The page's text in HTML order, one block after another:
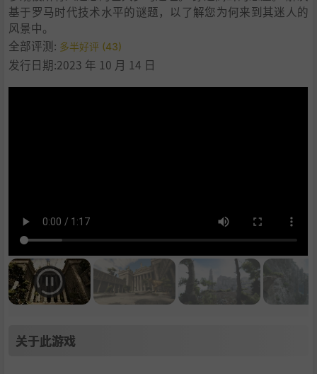
11. 设置中文
12.学习
基于罗马时代技术水平的谜题，以了解您为何来到其迷人的
风景中。
全部评测: 多半好评 (43)
发行日期:2023 年 10 月 14 日
关于此游戏